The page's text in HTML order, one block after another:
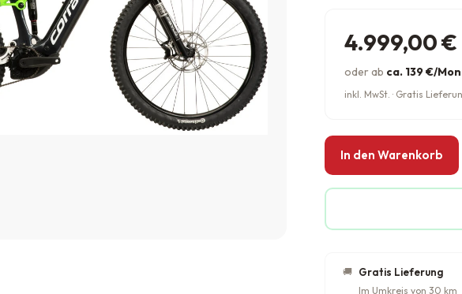
4.999,00€
oder ab ca. 139 €/
inkl. MwSt. · Gratis
In den Warenkorb
🚚 Gratis Lieferung
Im Umkreis von 30 km